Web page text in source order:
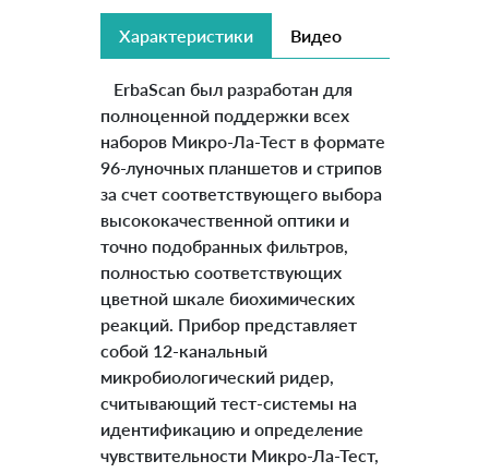
Характеристики Видео
ErbaScan был разработан для
полноценной поддержки всех
наборов Микро-Ла-Тест в формате
96-луночных планшетов и стрипов
за счет соответствующего выбора
высококачественной оптики и
точно подобранных фильтров,
полностью соответствующих
цветной шкале биохимических
реакций. Прибор представляет
собой 12-канальный
микробиологический ридер,
считывающий тест-системы на
идентификацию и определение
чувствительности Микро-Ла-Тест,